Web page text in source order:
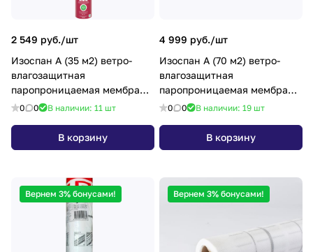
2 549 руб./шт
Изоспан А (35 м2) ветро-
влагозащитная
паропроницаемая мембрана,
(плотность 110 гр./м2.)
0 0 В наличии: 11 шт
В корзину
4 999 руб./шт
Изоспан А (70 м2) ветро-
влагозащитная
паропроницаемая мембрана,
(плотность 110 гр./м2.)
0 0 В наличии: 19 шт
В корзину
Вернем 3% бонусами! Вернем 3% бонусами!